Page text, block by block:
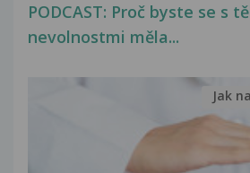
PODCAST: Proč byste se s
nevolnostmi měla...
Jak